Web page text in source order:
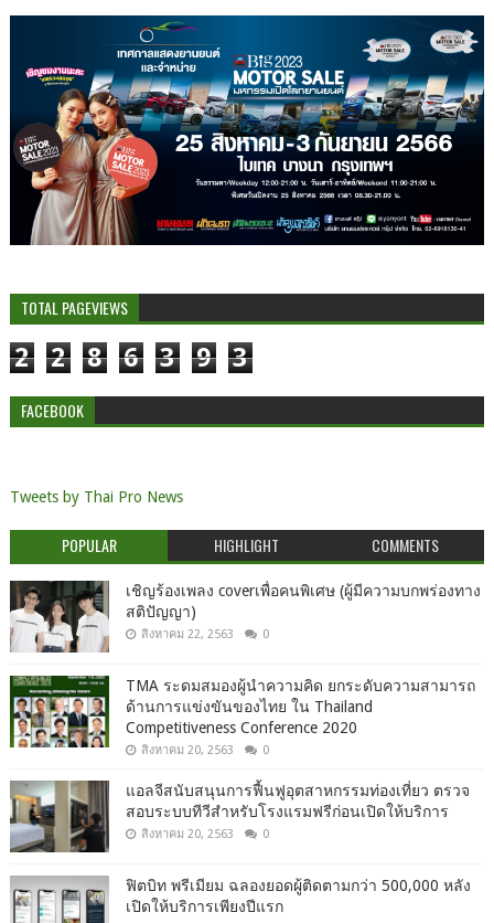
TOTAL PAGEVIEWS
2 2 8 6 3 9 3
FACEBOOK
Tweets by Thai Pro News
POPULAR HIGHLIGHT COMMENTS
เชิญร้องเพลง coverเพื่อคนพิเศษ (ผู้มีความบกพร่องทาง
สติปัญญา)
สิงหาคม 22, 2563 0
TMA ระดมสมองผู้นำความคิด ยกระดับความสามารถ
ด้านการแข่งขันของไทย ใน Thailand
Competitiveness Conference 2020
สิงหาคม 20, 2563 0
แอลจีสนับสนุนการฟื้นฟูอุตสาหกรรมท่องเที่ยว ตรวจ
สอบระบบทีวีสำหรับโรงแรมฟรีก่อนเปิดให้บริการ
สิงหาคม 20, 2563 0
ฟิตบิท พรีเมียม ฉลองยอดผู้ติดตามกว่า 500,000 หลัง
เปิดให้บริการเพียงปีแรก